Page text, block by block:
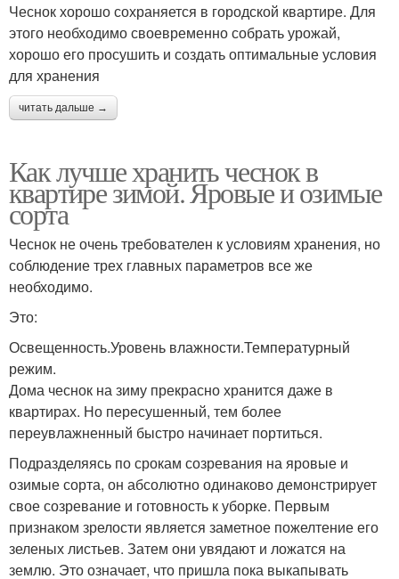
Чеснок хорошо сохраняется в городской квартире. Для
этого необходимо своевременно собрать урожай,
хорошо его просушить и создать оптимальные условия
для хранения
читать дальше →
Как лучше хранить чеснок в
квартире зимой. Яровые и озимые
сорта
Чеснок не очень требователен к условиям хранения, но
соблюдение трех главных параметров все же
необходимо.
Это:
Освещенность.Уровень влажности.Температурный
режим.
Дома чеснок на зиму прекрасно хранится даже в
квартирах. Но пересушенный, тем более
переувлажненный быстро начинает портиться.
Подразделяясь по срокам созревания на яровые и
озимые сорта, он абсолютно одинаково демонстрирует
свое созревание и готовность к уборке. Первым
признаком зрелости является заметное пожелтение его
зеленых листьев. Затем они увядают и ложатся на
землю. Это означает, что пришла пока выкапывать